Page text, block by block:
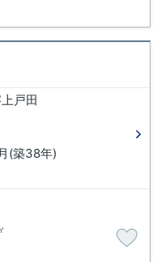
戸田
(築38年)